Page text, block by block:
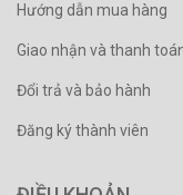
Hướng dẫn mua hàng
Giao nhận và thanh
Đổi trả và bảo hành
Đăng ký thành viên